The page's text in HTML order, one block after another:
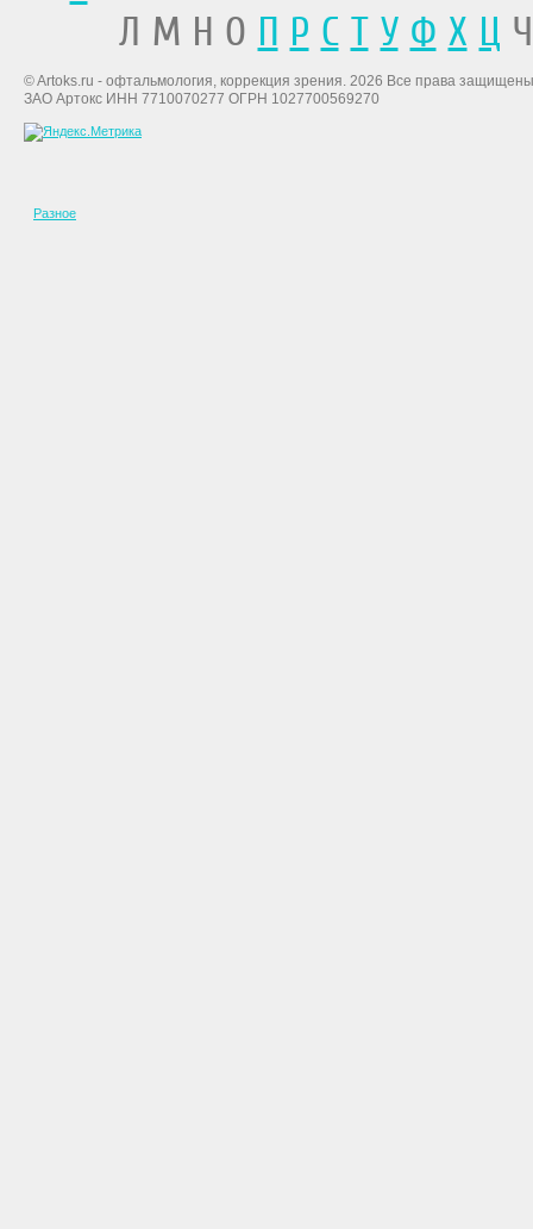
Л М Н О П Р С Т У Ф Х Ц
© Artoks.ru - офтальмология, коррекция зрения. 2026 Все права
ЗАО Артокс ИНН 7710070277 ОГРН 1027700569270
Разное